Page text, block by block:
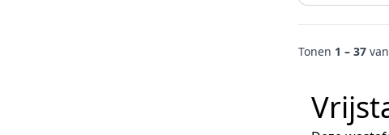
Tonen 1 – 37 van